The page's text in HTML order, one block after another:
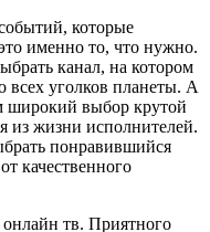
которые
именно то, что нужно.
канал, на котором
всех уголков планеты. А
широкий выбор крутой
из жизни исполнителей.
понравившийся
качественного
тв. Приятного